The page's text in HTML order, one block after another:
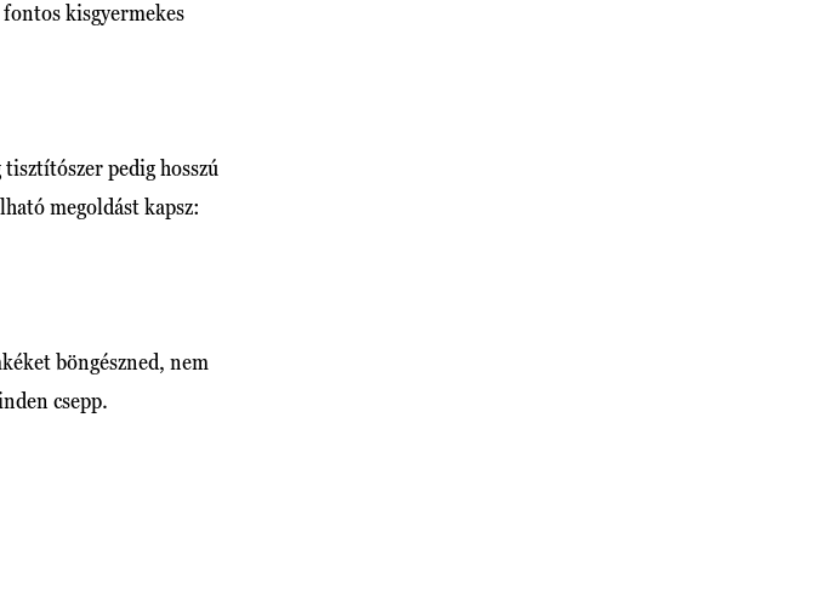
kisgyermekes
pedig hosszú
megoldást kapsz:
böngészned, nem
csepp.